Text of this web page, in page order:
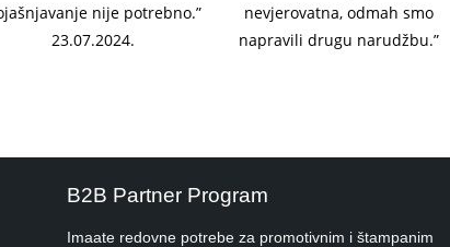
nije potrebno.”
23.07.2024.
nevjerovatna, odmah smo
napravili drugu narudžbu.”
B2B Partner Program
Imaate redovne potrebe za promotivnim i štampanim